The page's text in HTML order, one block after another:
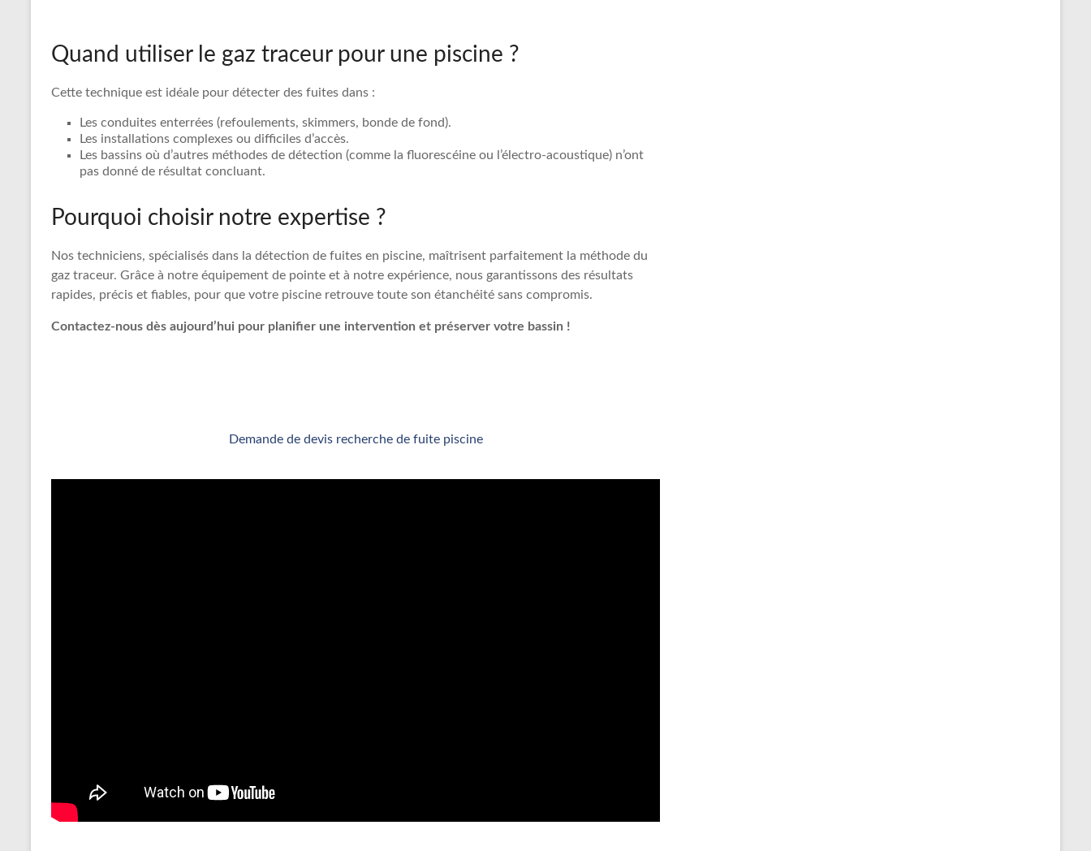
Quand utiliser le gaz traceur pour une piscine ?
Cette technique est idéale pour détecter des fuites dans :
Les conduites enterrées (refoulements, skimmers, bonde de fond).
Les installations complexes ou difficiles d’accès.
Les bassins où d’autres méthodes de détection (comme la fluorescéine ou l’électro-acoustique) n’ont
pas donné de résultat concluant.
Pourquoi choisir notre expertise ?
Nos techniciens, spécialisés dans la détection de fuites en piscine, maîtrisent parfaitement la méthode du
gaz traceur. Grâce à notre équipement de pointe et à notre expérience, nous garantissons des résultats
rapides, précis et fiables, pour que votre piscine retrouve toute son étanchéité sans compromis.
Contactez-nous dès aujourd’hui pour planifier une intervention et préserver votre bassin !
Demande de devis recherche de fuite piscine